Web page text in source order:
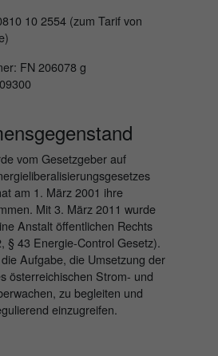
10 2554 (zum Tarif von
FN 206078 g
vom Gesetzgeber auf
am 1. März 2001 ihre
Mit 3. März 2011 wurde
Anstalt öffentlichen Rechts
§ 43 Energie-Control Gesetz).
Aufgabe, die Umsetzung der
österreichischen Strom- und
zu begleiten und
einzugreifen.